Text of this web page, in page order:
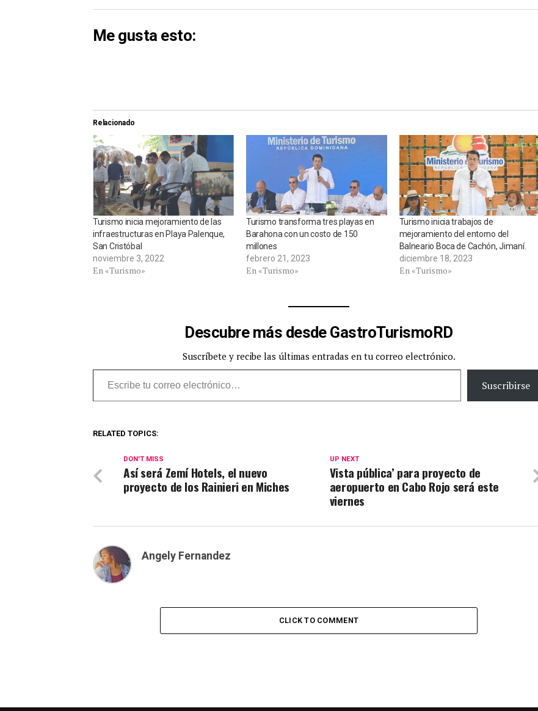
Me gusta esto:
Relacionado
Turismo inicia mejoramiento de las
infraestructuras en Playa Palenque,
San Cristóbal
noviembre 3, 2022
En «Turismo»
Turismo transforma tres playas en
Barahona con un costo de 150
millones
febrero 21, 2023
En «Turismo»
Turismo inicia trabajos de
mejoramiento del entorno del
Balneario Boca de Cachón, Jimaní.
diciembre 18, 2023
En «Turismo»
Descubre más desde GastroTurismoRD
Suscríbete y recibe las últimas entradas en tu correo electrónico.
Escribe tu correo electrónico…
Suscribirse
RELATED TOPICS:
UP NEXT
Vista pública’ para proyecto de
aeropuerto en Cabo Rojo será este
viernes
DON'T MISS
Así será Zemí Hotels, el nuevo
proyecto de los Rainieri en Miches
Angely Fernandez
CLICK TO COMMENT